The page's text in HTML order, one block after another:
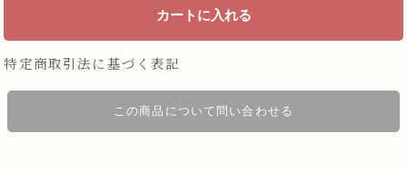
特定商取引法に基づく表記
この商品について問い合わせる